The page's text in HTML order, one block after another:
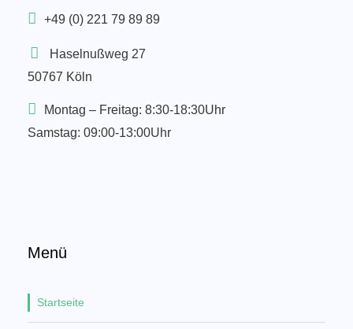
+49 (0) 221 79 89 89
Haselnußweg 27
50767 Köln
Montag – Freitag: 8:30-18:30Uhr
Samstag: 09:00-13:00Uhr
Menü
Startseite